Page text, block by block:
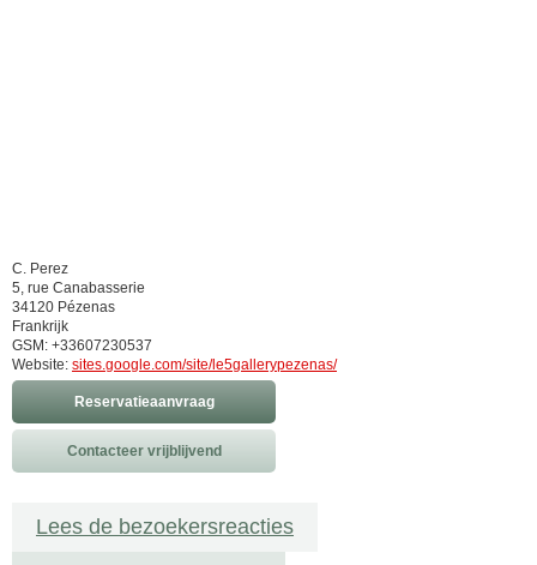
C. Perez
5, rue Canabasserie
34120 Pézenas
Frankrijk
GSM: +33607230537
Website: sites.google.com/site/le5gallerypezenas/
Reservatieaanvraag
Contacteer vrijblijvend
Lees de bezoekersreacties